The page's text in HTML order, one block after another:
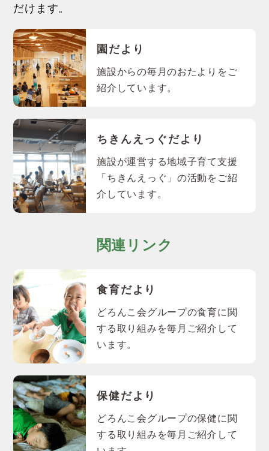
だけます。
園だより
施設からの毎月のおたよりをご
紹介しています。
ちきんえっぐだより
施設が運営する地域子育て支援
「ちきんえっぐ」の活動をご紹
介しています。
関連リンク
食育だより
どろんこ会グループの食育に関
する取り組みを毎月ご紹介して
います。
保健だより
どろんこ会グループの保健に関
する取り組みを毎月ご紹介して